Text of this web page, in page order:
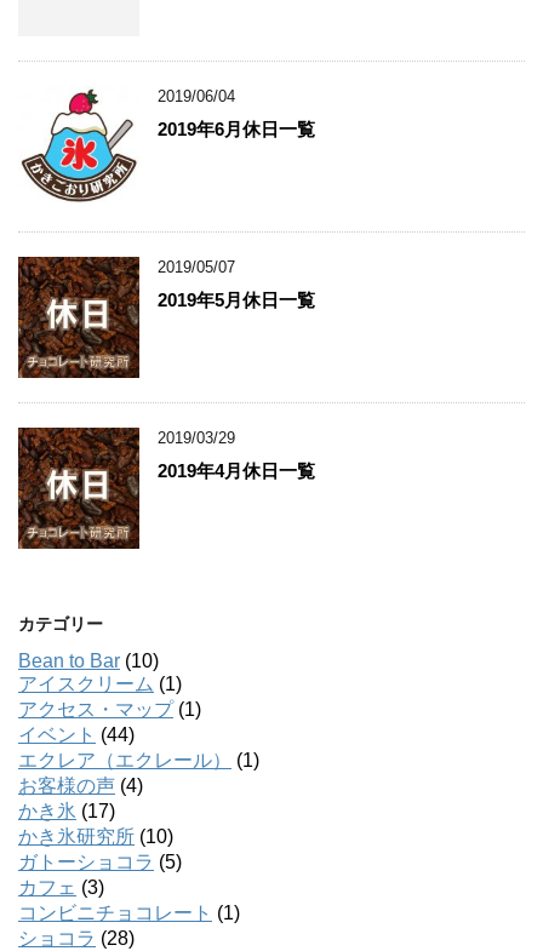
2019/06/04
2019年6月休日一覧
2019/05/07
2019年5月休日一覧
2019/03/29
2019年4月休日一覧
カテゴリー
Bean to Bar (10)
アイスクリーム (1)
アクセス・マップ(1)
イベント (44)
エクレア（エクレール）
(1)
お客様の声 (4)
かき氷 (17)
かき氷研究所 (10)
ガトーショコラ (5)
カフェ (3)
コンビニチョコレート (1)
ショコラ (28)